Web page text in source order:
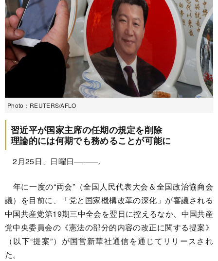
Photo：REUTERS/AFLO
習近平が国家主席の任期の規定を削除
理論的には何期でも務めることが可能に
2月25日、日曜日———。
年に一度の“両会”（全国人民代表大会＆全国政治協商会
議）を目前に、「党と国家機構改革の深化」が審議される
中国共産党第19期三中全会を翌日に控えるなか、中国共産
党中央委員会の《憲法の部分的内容の改正に関する提案》
（以下“提案”）が国営新華社通信を通じてリリースされ
た。